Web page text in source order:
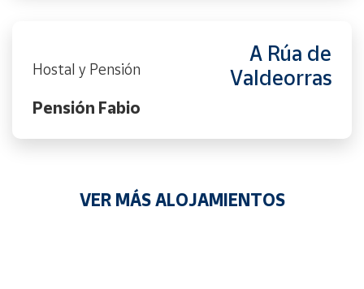
Hostal y Pensión
A Rúa de
Valdeorras
Pensión Fabio
VER MÁS ALOJAMIENTOS